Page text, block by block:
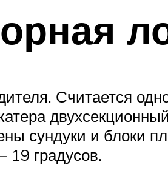
Считается
сундуки и блоки
19 градусов.